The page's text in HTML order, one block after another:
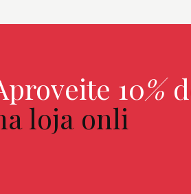
10%
loja online